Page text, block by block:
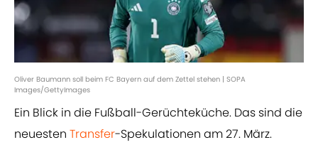
Oliver Baumann soll beim FC Bayern auf dem Zettel stehen | SOPA
Images/GettyImages
Ein Blick in die Fußball-Gerüchteküche. Das sind die
neuesten Transfer-Spekulationen am 27. März.